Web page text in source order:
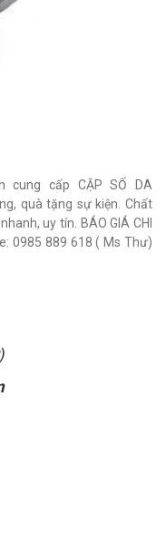
cung cấp CẶP SỐ DA
quà tặng sự kiện. Chất
uy tín. BÁO GIÁ CHI
0985 889 618 ( Ms Thư)